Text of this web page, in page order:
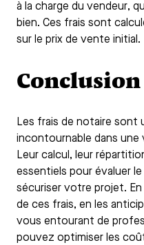
à la charge du vendeur,
bien. Ces frais sont
sur le prix de vente initial.
Conclusion
Les frais de notaire sont
incontournable dans
Leur calcul, leur
essentiels pour évaluer
sécuriser votre projet.
de ces frais, en les
vous entourant de
pouvez optimiser les